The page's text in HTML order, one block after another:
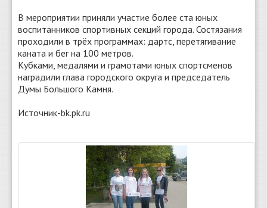
В мероприятии приняли участие более ста юных
воспитанников спортивных секций города. Состязания
проходили в трёх программах: дартс, перетягивание
каната и бег на 100 метров.
Кубками, медалями и грамотами юных спортсменов
наградили глава городского округа и председатель
Думы Большого Камня.
Источник-bk.pk.ru